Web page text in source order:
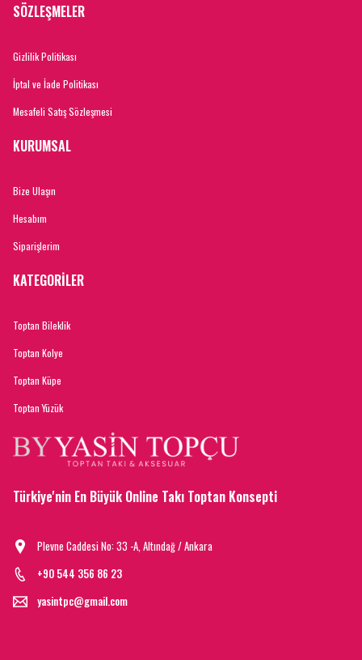
SÖZLEŞMELER
Gizlilik Politikası
İptal ve İade Politikası
Mesafeli Satış Sözleşmesi
KURUMSAL
Bize Ulaşın
Hesabım
Siparişlerim
KATEGORİLER
Toptan Bileklik
Toptan Kolye
Toptan Küpe
Toptan Yüzük
Türkiye'nin En Büyük Online Takı Toptan Konsepti
Plevne Caddesi No: 33 -A, Altındağ / Ankara
+90 544 356 86 23
yasintpc@gmail.com